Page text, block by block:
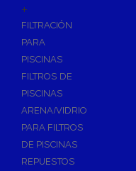
+
FILTRACIÓN
PARA
PISCINAS
FILTROS DE
PISCINAS
ARENA/VIDRIO
PARA FILTROS
DE PISCINAS
REPUESTOS